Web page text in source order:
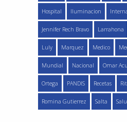
Hospital Iluminacion
Jennifer Rech Bravo Larrahona
Luly Marquez Medico
Mundial Nacional Omar
Ortega PANDIS Recetas
Romina Gutierrez Salta